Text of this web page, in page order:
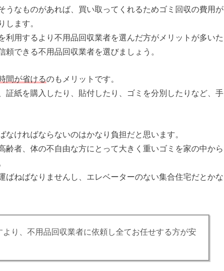
うなものがあれば、買い取ってくれるためゴミ回収の費用が
します。
利用するより不用品回収業者を選んだ方がメリットが多いた
できる不用品回収業者を選びましょう。
間が省けるのもメリットです。
証紙を購入したり、貼付したり、ゴミを分別したりなど、手
ければならないのはかなり負担だと思います。
齢者、体の不自由な方にとって大きく重いゴミを家の中から
ばねばなりませんし、エレベーターのない集合住宅だとかな
り、不用品回収業者に依頼し全てお任せする方が安